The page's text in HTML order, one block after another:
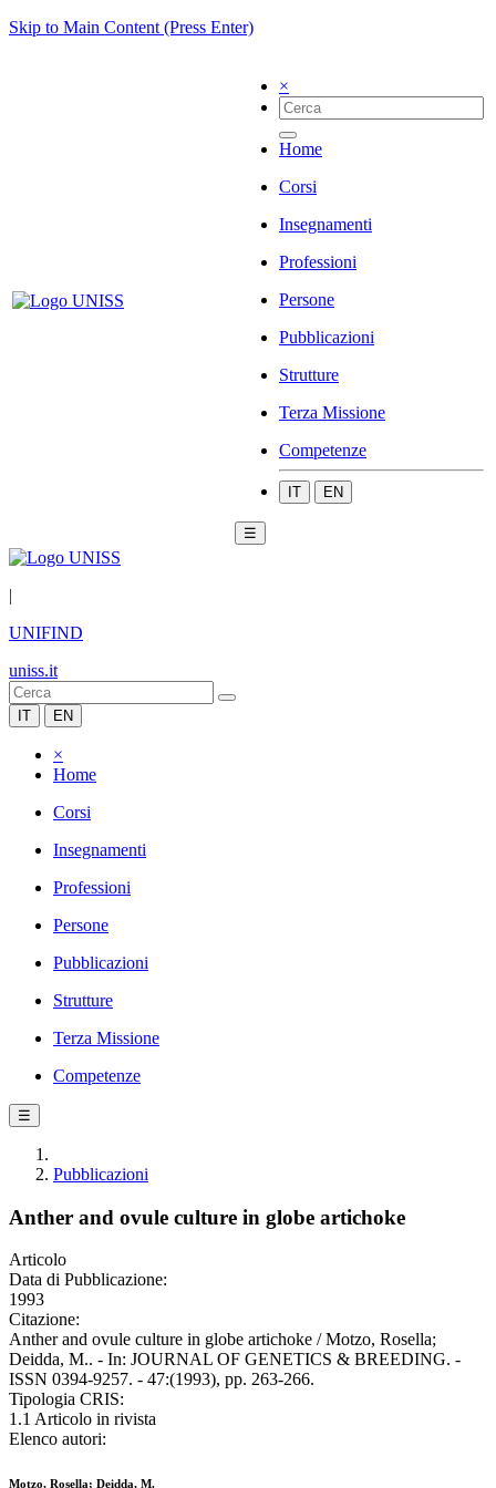
Skip to Main Content (Press Enter)
×
Home
Corsi
Insegnamenti
Professioni
Persone
Pubblicazioni
Strutture
Terza Missione
Competenze
IT EN
☰
|
UNIFIND
uniss.it
IT EN
×
Home
Corsi
Insegnamenti
Professioni
Persone
Pubblicazioni
Strutture
Terza Missione
Competenze
☰
Pubblicazioni
Anther and ovule culture in globe artichoke
Articolo
Data di Pubblicazione:
1993
Citazione:
Anther and ovule culture in globe artichoke / Motzo, Rosella;
Deidda, M.. - In: JOURNAL OF GENETICS & BREEDING. -
ISSN 0394-9257. - 47:(1993), pp. 263-266.
Tipologia CRIS:
1.1 Articolo in rivista
Elenco autori:
Motzo, Rosella; Deidda, M.